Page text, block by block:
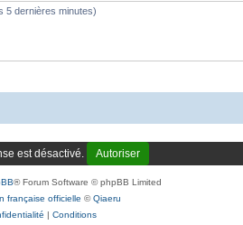
5 dernières minutes)
est désactivé. Autoriser
® Forum Software © phpBB Limited
française officielle ©Qiaeru
| Conditions